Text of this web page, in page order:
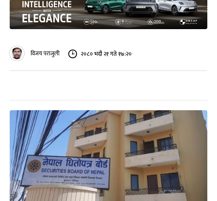
विजय पराजुली २०८० भदौ २१ गते १७:२०